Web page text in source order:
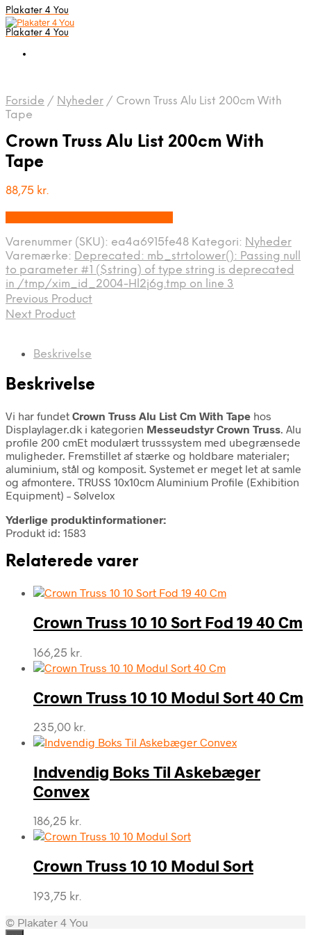
Plakater 4 You
Plakater 4 You
Forside / Nyheder / Crown Truss Alu List 200cm With
Tape
Crown Truss Alu List 200cm With
Tape
88,75 kr.
Varenummer (SKU): ea4a6915fe48 Kategori: Nyheder
Varemærke: Deprecated: mb_strtolower(): Passing null
to parameter #1 ($string) of type string is deprecated
in /tmp/xim_id_2004-Hl2j6g.tmp on line 3
Previous Product
Next Product
Beskrivelse
Beskrivelse
Vi har fundet Crown Truss Alu List Cm With Tape hos
Displaylager.dk i kategorien Messeudstyr Crown Truss. Alu
profile 200 cmEt modulært trusssystem med ubegrænsede
muligheder. Fremstillet af stærke og holdbare materialer;
aluminium, stål og komposit. Systemet er meget let at samle
og afmontere. TRUSS 10x10cm Aluminium Profile (Exhibition
Equipment) – Sølvelox
Yderlige produktinformationer:
Produkt id: 1583
Relaterede varer
Crown Truss 10 10 Sort Fod 19 40 Cm
166,25 kr.
Crown Truss 10 10 Modul Sort 40 Cm
235,00 kr.
Indvendig Boks Til Askebæger
Convex
186,25 kr.
Crown Truss 10 10 Modul Sort
193,75 kr.
© Plakater 4 You